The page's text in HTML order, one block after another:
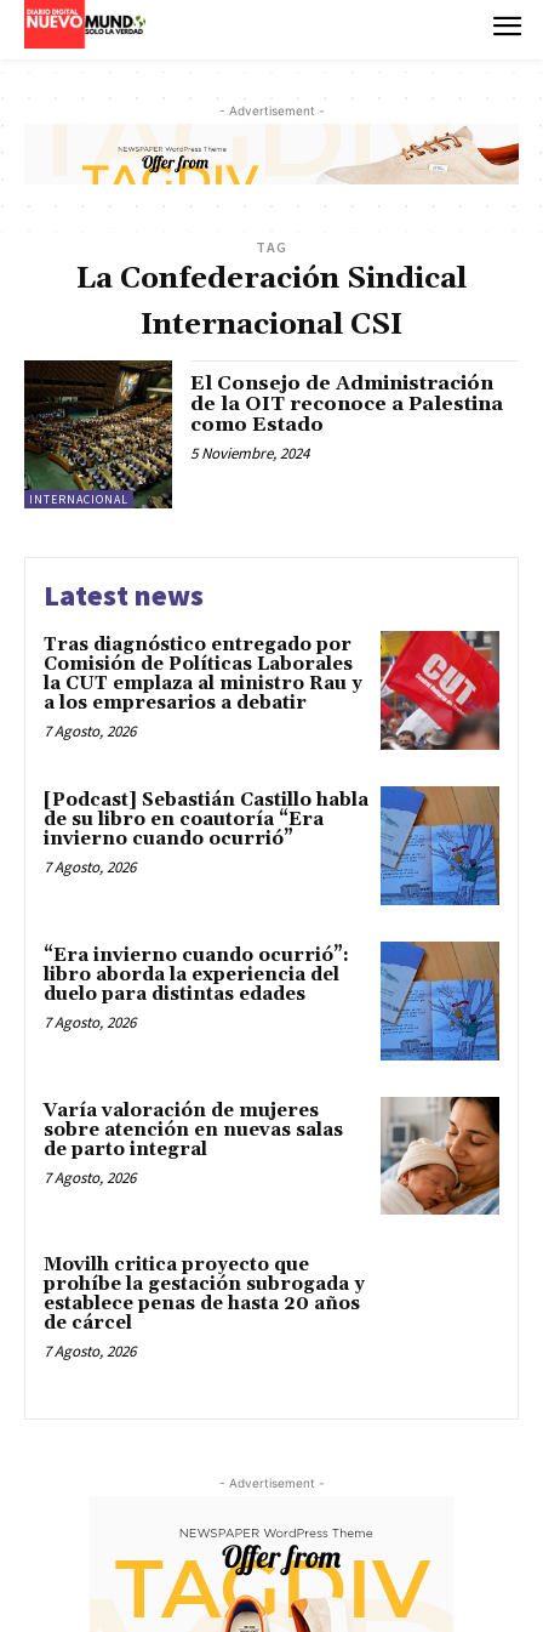
- Advertisement -
TAG
La Confederación Sindical
Internacional CSI
INTERNACIONAL
El Consejo de Administración
de la OIT reconoce a Palestina
como Estado
5 Noviembre, 2024
Latest news
Tras diagnóstico entregado por
Comisión de Políticas Laborales
la CUT emplaza al ministro Rau y
a los empresarios a debatir
7 Agosto, 2026
[Podcast] Sebastián Castillo habla
de su libro en coautoría “Era
invierno cuando ocurrió”
7 Agosto, 2026
“Era invierno cuando ocurrió”:
libro aborda la experiencia del
duelo para distintas edades
7 Agosto, 2026
Varía valoración de mujeres
sobre atención en nuevas salas
de parto integral
7 Agosto, 2026
Movilh critica proyecto que
prohíbe la gestación subrogada y
establece penas de hasta 20 años
de cárcel
7 Agosto, 2026
- Advertisement -